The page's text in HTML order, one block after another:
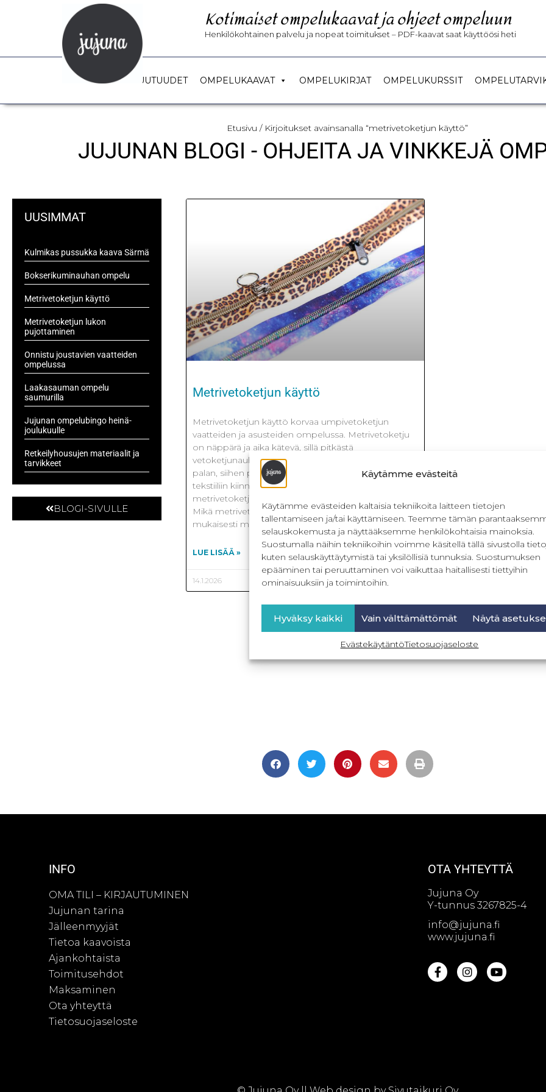
Käytämme evästeitä
Käytämme evästeiden kaltaisia tekniikoita laitteen tietojen
tallentamiseen ja/tai käyttämiseen. Teemme tämän
selauskokemusta ja näyttääksemme henkilökohtaisia mainoksia.
Suostumalla näihin tekniikoihin voimme käsitellä tällä sivustolla
kuten selauskäyttäytymistä tai yksilöllisiä tunnuksia. Suostumuksen
epääminen tai peruuttaminen voi vaikuttaa haitallisesti tiettyihin
ominaisuuksiin ja toimintoihin.
Hyväksy kaikki Vain välttämättömät Näytä
EvästekäytäntöTietosuojaseloste
Kotimaiset ompelukaavat ja ohjeet ompeluun
Henkilökohtainen palvelu ja nopeat toimitukset – PDF-kaavat saat käyttöösi heti
UUTUUDET OMPELUKAAVAT OMPELUKIRJAT OMPELUKURSSIT
Etusivu / Kirjoitukset avainsanalla “metrivetoketjun käyttö”
JUJUNAN BLOGI - OHJEITA JA VINKKEJÄ
UUSIMMAT
Kulmikas pussukka kaava Särmä
Bokserikuminauhan ompelu
Metrivetoketjun käyttö
Metrivetoketjun lukon
pujottaminen
Onnistu joustavien vaatteiden
ompelussa
Laakasauman ompelu
saumurilla
Jujunan ompelubingo heinä-
joulukuulle
Retkeilyhousujen materiaalit ja
tarvikkeet
BLOGI-SIVULLE
Metrivetoketjun käyttö
Metrivetoketjun käyttö korvaa umpivetoketjun
vaatteiden ja asusteiden ompelussa. Metrivetoketju
on näppärä ja aika kätevä, sillä pitkästä
vetoketjunauhasta voi leikata tarvittavan kokoisen
palan, siihen pujotetaan vetimet ja ommellaan
tekstiiliin kiinni. Kerron tässä postauksessa
metrivetoketjusta, vetimistä ja mihin, sitä voi käyttää.
Mikä metrivetoketju on? Metrivetoketju on nimensä
mukaisesti metreittäin myytävää nauhaa, jossa
LUE LISÄÄ »
14.1.2026
INFO
OMA TILI – KIRJAUTUMINEN
Jujunan tarina
Jälleenmyyjät
Tietoa kaavoista
Ajankohtaista
Toimitusehdot
Maksaminen
Ota yhteyttä
Tietosuojaseloste
OTA YHTEYTTÄ
Jujuna Oy
Y-tunnus 3267825-4
info@jujuna.fi
www.jujuna.fi